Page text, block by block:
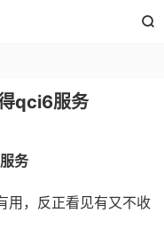

qci6服务
务
用，反正看见有又不收